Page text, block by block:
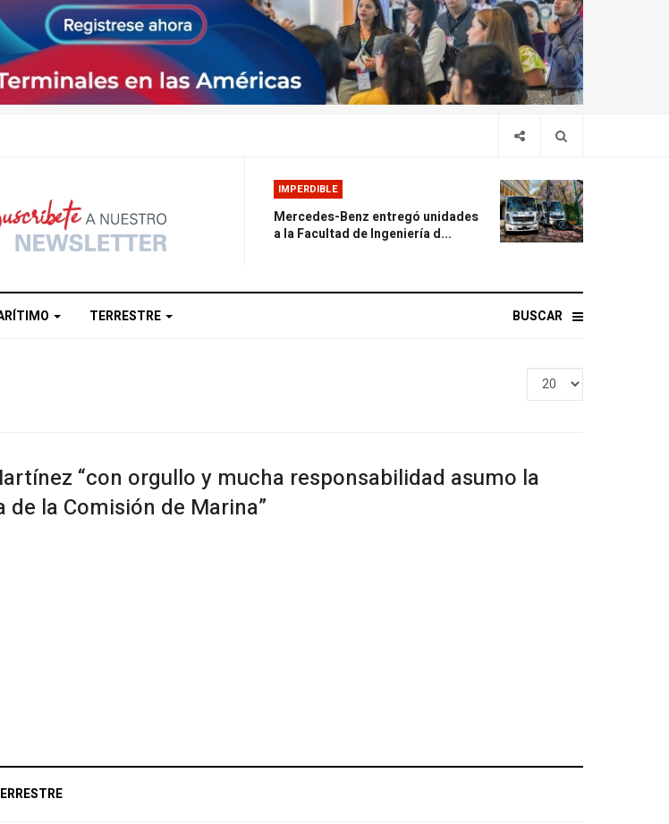
IMPERDIBLE
Mercedes-Benz entregó unidades
a la Facultad de Ingeniería d...
TERRESTRE BUSCAR
Display
“con orgullo y mucha responsabilidad asumo la
de la Comisión de Marina”